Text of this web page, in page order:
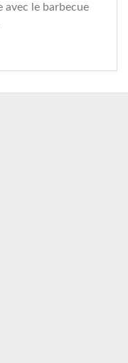
le barbecue